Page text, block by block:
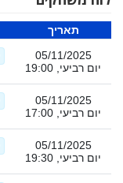
תאריך
05/11/2025
יום רביעי, 19:00
05/11/2025
יום רביעי, 17:00
05/11/2025
יום רביעי, 19:30